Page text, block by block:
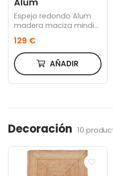
Alum
Espejo redondo Alum
madera maciza mindi
Ø 80 cm
129 €
AÑADIR
Decoración 10